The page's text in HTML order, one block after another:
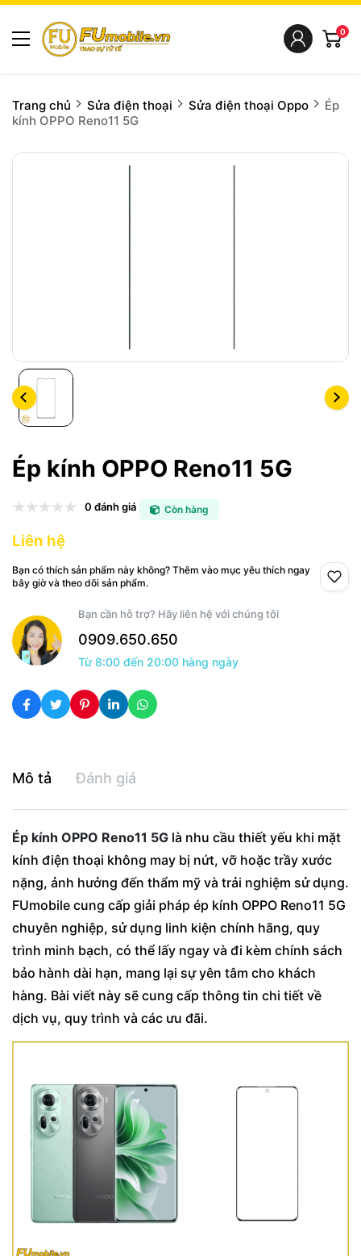
0
Trang chủ Sửa điện thoại Sửa điện thoại Oppo
Ép
kính OPPO Reno11 5G
Ép kính OPPO Reno11 5G
0 đánh giá Còn hàng
Liên hệ
Bạn có thích sản phẩm này không? Thêm vào mục yêu thích ngay
bây giờ và theo dõi sản phẩm.
Bạn cần hỗ trợ? Hãy liên hệ với chúng tôi
0909.650.650
Từ 8:00 đến 20:00 hàng ngày
Mô tả Đánh giá
Ép kính OPPO Reno11 5G là nhu cầu thiết yếu khi mặt
kính điện thoại không may bị nứt, vỡ hoặc trầy xước
nặng, ảnh hưởng đến thẩm mỹ và trải nghiệm sử dụng.
FUmobile cung cấp giải pháp ép kính OPPO Reno11 5G
chuyên nghiệp, sử dụng linh kiện chính hãng, quy
trình minh bạch, có thể lấy ngay và đi kèm chính sách
bảo hành dài hạn, mang lại sự yên tâm cho khách
hàng. Bài viết này sẽ cung cấp thông tin chi tiết về
dịch vụ, quy trình và các ưu đãi.